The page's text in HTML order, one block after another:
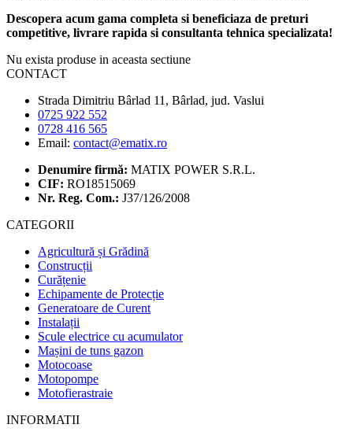
Descopera acum gama completa si beneficiaza de preturi
competitive, livrare rapida si consultanta tehnica specializata!
Nu exista produse in aceasta sectiune
CONTACT
Strada Dimitriu Bârlad 11, Bârlad, jud. Vaslui
0725 922 552
0728 416 565
Email: contact@ematix.ro
Denumire firmă: MATIX POWER S.R.L.
CIF: RO18515069
Nr. Reg. Com.: J37/126/2008
CATEGORII
Agricultură și Grădină
Construcții
Curățenie
Echipamente de Protecție
Generatoare de Curent
Instalații
Scule electrice cu acumulator
Mașini de tuns gazon
Motocoase
Motopompe
Motofierastraie
INFORMATII